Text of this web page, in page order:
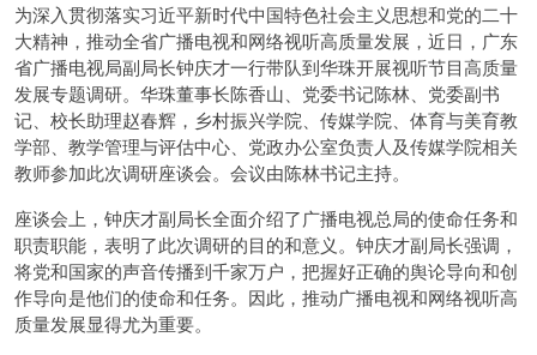
为深入贯彻落实习近平新时代中国特色社会主义思想和党的二十
大精神，推动全省广播电视和网络视听高质量发展，近日，广东
省广播电视局副局长钟庆才一行带队到华珠开展视听节目高质量
发展专题调研。华珠董事长陈香山、党委书记陈林、党委副书
记、校长助理赵春辉，乡村振兴学院、传媒学院、体育与美育教
学部、教学管理与评估中心、党政办公室负责人及传媒学院相关
教师参加此次调研座谈会。会议由陈林书记主持。
座谈会上，钟庆才副局长全面介绍了广播电视总局的使命任务和
职责职能，表明了此次调研的目的和意义。钟庆才副局长强调，
将党和国家的声音传播到千家万户，把握好正确的舆论导向和创
作导向是他们的使命和任务。因此，推动广播电视和网络视听高
质量发展显得尤为重要。